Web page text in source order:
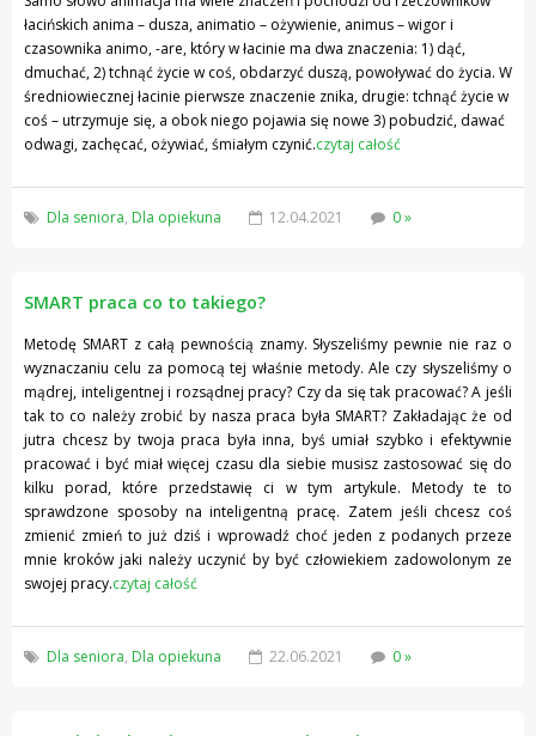
łacińskich anima – dusza, animatio – ożywienie, animus – wigor i
czasownika animo, -are, który w łacinie ma dwa znaczenia: 1) dąć,
dmuchać, 2) tchnąć życie w coś, obdarzyć duszą, powoływać do życia. W
średniowiecznej łacinie pierwsze znaczenie znika, drugie: tchnąć życie w
coś – utrzymuje się, a obok niego pojawia się nowe 3) pobudzić, dawać
odwagi, zachęcać, ożywiać, śmiałym czynić.czytaj całość
Dla seniora, Dla opiekuna 12.04.2021 0 »
SMART praca co to takiego?
Metodę SMART z całą pewnością znamy. Słyszeliśmy pewnie nie raz o
wyznaczaniu celu za pomocą tej właśnie metody. Ale czy słyszeliśmy o
mądrej, inteligentnej i rozsądnej pracy? Czy da się tak pracować? A jeśli
tak to co należy zrobić by nasza praca była SMART? Zakładając że od
jutra chcesz by twoja praca była inna, byś umiał szybko i efektywnie
pracować i być miał więcej czasu dla siebie musisz zastosować się do
kilku porad, które przedstawię ci w tym artykule. Metody te to
sprawdzone sposoby na inteligentną pracę. Zatem jeśli chcesz coś
zmienić zmień to już dziś i wprowadź choć jeden z podanych przeze
mnie kroków jaki należy uczynić by być człowiekiem zadowolonym ze
swojej pracy.czytaj całość
Dla seniora, Dla opiekuna 22.06.2021 0 »